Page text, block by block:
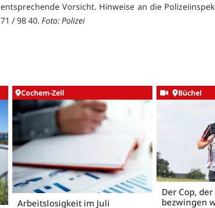
entsprechende Vorsicht. Hinweise an die
71 / 98 40. Foto: Polizei
Cochem-Zell
Arbeitslosigkeit im Juli
Büchel
Der Cop,
bezwingen